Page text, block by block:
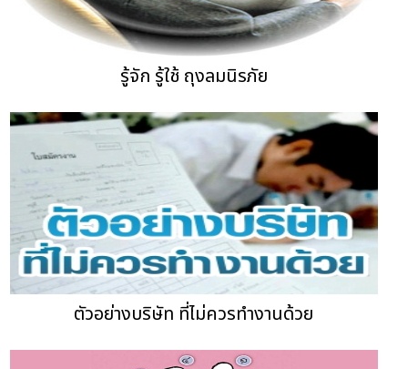
รู้จัก รู้ใช้ ถุงลมนิรภัย
ตัวอย่างบริษัท ที่ไม่ควรทำงานด้วย